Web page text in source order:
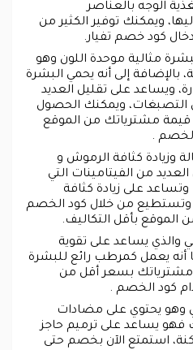
الوجه بالعناصر
ويمكنك توفير الكثير من
كود خصم تفيار.
مثالية موحدة اللون وهو
بالإضافة إلى أنه يحمي البشرة
ويساعد على تقليل العديد
التصبغات، ويمكنك الحصول
مشترياتك من الموقع
.
وزيادة كثافة الرموش و
من الفيتامينات التي
على زيادة كثافة
من خلال كود الخصم
الموقع بأقل التكاليف.
والذي يساعد على تقوية
أنه يعمل كمرطب رائع للبشرة
مشترياتك بسعر أقل من
كود الخصم .
يحتوي على مضادات
فهو يساعد على ترميم حاجز
استمتع الآن بخصم حتى